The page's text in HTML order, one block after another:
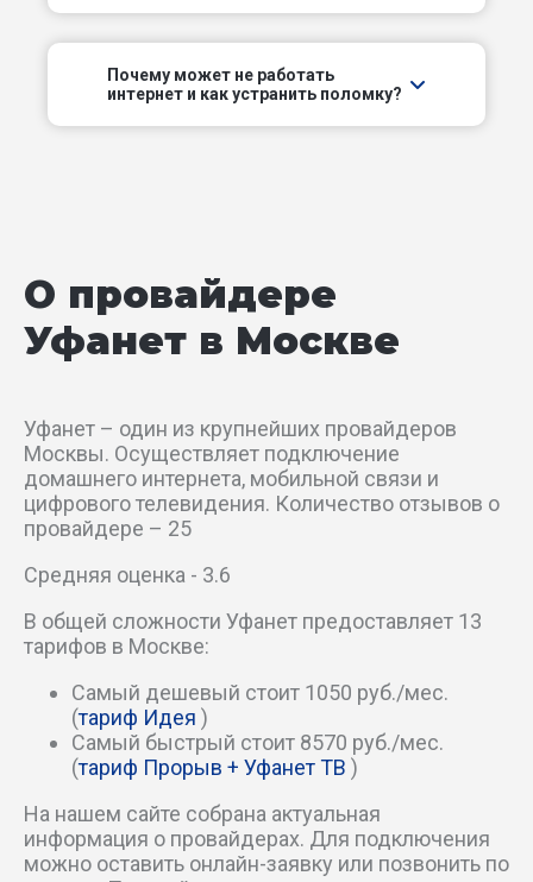
1-й Красносельский пер
1-й Курьяновский проезд
1-й Лихачёвский пер
1-й Магистральный тупик
1-й Монетчиковский пер
1-й Неопалимовский пер
1-й Нижний Михайловский проезд
1-й Николощеповский пер
1-й Новокузнецкий пер
1-й Новомихалковский проезд
1-й Новоподмосковный пер
1-й Новый пер
1-й Обыденский пер
Почему может не работать
интернет и как устранить поломку?
О провайдере
Уфанет в Москве
Уфанет – один из крупнейших провайдеров
Москвы. Осуществляет подключение
домашнего интернета, мобильной связи и
цифрового телевидения. Количество отзывов о
провайдере – 25
Средняя оценка - 3.6
В общей сложности Уфанет предоставляет 13
тарифов в Москве:
Самый дешевый стоит 1050 руб./мес.
(тариф Идея )
Самый быстрый стоит 8570 руб./мес.
(тариф Прорыв + Уфанет ТВ )
На нашем сайте собрана актуальная
информация о провайдерах. Для подключения
можно оставить онлайн-заявку или позвонить по